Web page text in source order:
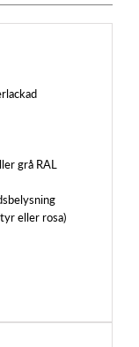
grå RAL
eller rosa)